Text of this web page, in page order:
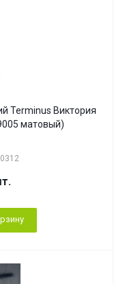
Terminus Виктория
матовый)